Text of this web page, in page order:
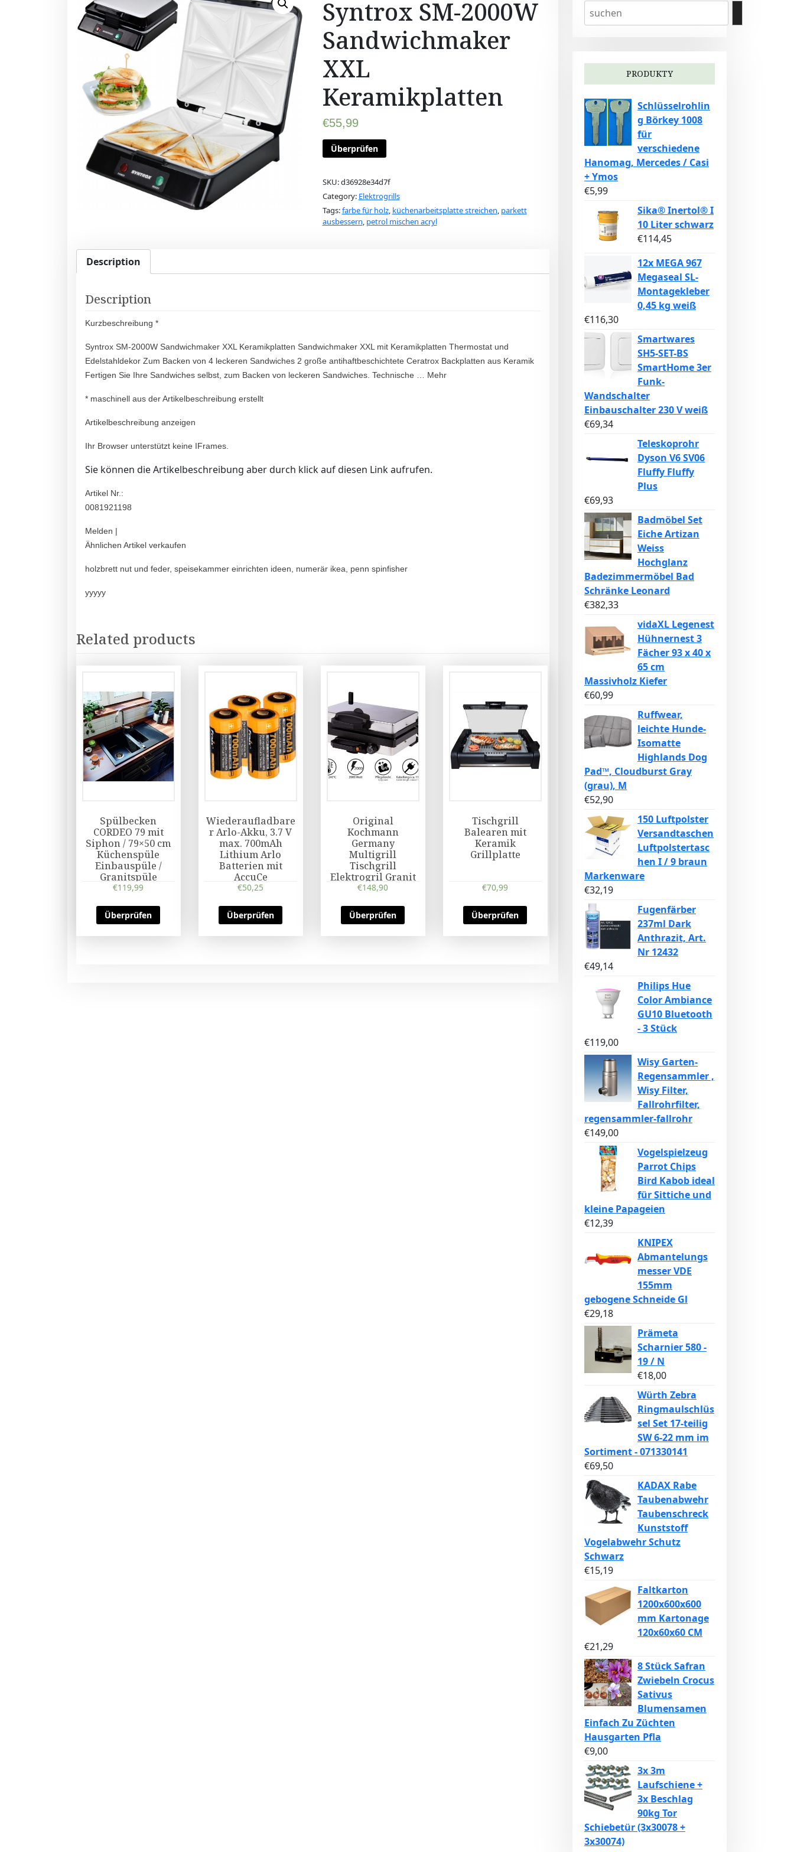
Syntrox SM-2000W
Sandwichmaker
XXL
Keramikplatten
€55,99
Überprüfen
SKU:d36928e34d7f
Category: Elektrogrills
Tags:farbe für holz, küchenarbeitsplatte streichen, parkett
ausbessern, petrol mischen acryl
Description
Description
Kurzbeschreibung *
Syntrox SM-2000W Sandwichmaker XXL Keramikplatten Sandwichmaker XXL mit Keramikplatten Thermostat und
Edelstahldekor Zum Backen von 4 leckeren Sandwiches 2 große antihaftbeschichtete Ceratrox Backplatten aus Keramik
Fertigen Sie Ihre Sandwiches selbst, zum Backen von leckeren Sandwiches. Technische … Mehr
* maschinell aus der Artikelbeschreibung erstellt
Artikelbeschreibung anzeigen
Ihr Browser unterstützt keine IFrames.
Sie können die Artikelbeschreibung aber durch klick auf diesen Link aufrufen.
Artikel Nr.:
0081921198
Melden |
Ähnlichen Artikel verkaufen
holzbrett nut und feder, speisekammer einrichten ideen, numerär ikea, penn spinfisher
yyyyy
Related products
Spülbecken
CORDEO 79 mit
Siphon / 79×50 cm
Küchenspüle
Einbauspüle /
Granitspüle
€119,99
Überprüfen
Wiederaufladbare
r Arlo-Akku, 3.7 V
max. 700mAh
Lithium Arlo
Batterien mit
AccuCe
€50,25
Überprüfen
Original
Kochmann
Germany
Multigrill
Tischgrill
Elektrogril Granit
Kontaktgrill
€148,90
Überprüfen
Tischgrill
Balearen mit
Keramik
Grillplatte
€70,99
Überprüfen
PRODUKTY
Schlüsselrohlin
g Börkey 1008
für
verschiedene
Hanomag, Mercedes / Casi
+ Ymos
€5,99
Sika® Inertol® I
10 Liter schwarz
€114,45
12x MEGA 967
Megaseal SL-
Montagekleber
0,45 kg weiß
€116,30
Smartwares
SH5-SET-BS
SmartHome 3er
Funk-
Wandschalter
Einbauschalter 230 V weiß
€69,34
Teleskoprohr
Dyson V6 SV06
Fluffy Fluffy
Plus
€69,93
Badmöbel Set
Eiche Artizan
Weiss
Hochglanz
Badezimmermöbel Bad
Schränke Leonard
€382,33
vidaXL Legenest
Hühnernest 3
Fächer 93 x 40 x
65 cm
Massivholz Kiefer
€60,99
Ruffwear,
leichte Hunde-
Isomatte
Highlands Dog
Pad™, Cloudburst Gray
(grau), M
€52,90
150 Luftpolster
Versandtaschen
Luftpolstertasc
hen I / 9 braun
Markenware
€32,19
Fugenfärber
237ml Dark
Anthrazit, Art.
Nr 12432
€49,14
Philips Hue
Color Ambiance
GU10 Bluetooth
- 3 Stück
€119,00
Wisy Garten-
Regensammler ,
Wisy Filter,
Fallrohrfilter,
regensammler-fallrohr
€149,00
Vogelspielzeug
Parrot Chips
Bird Kabob ideal
für Sittiche und
kleine Papageien
€12,39
KNIPEX
Abmantelungs
messer VDE
155mm
gebogene Schneide Gl
€29,18
Prämeta
Scharnier 580 -
19 / N
€18,00
Würth Zebra
Ringmaulschlüs
sel Set 17-teilig
SW 6-22 mm im
Sortiment - 071330141
€69,50
KADAX Rabe
Taubenabwehr
Taubenschreck
Kunststoff
Vogelabwehr Schutz
Schwarz
€15,19
Faltkarton
1200x600x600
mm Kartonage
120x60x60 CM
€21,29
8 Stück Safran
Zwiebeln Crocus
Sativus
Blumensamen
Einfach Zu Züchten
Hausgarten Pfla
€9,00
3x 3m
Laufschiene +
3x Beschlag
90kg Tor
Schiebetür (3x30078 +
3x30074)